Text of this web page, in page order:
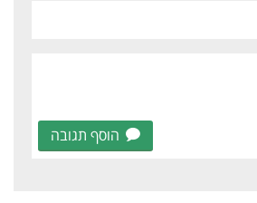
הוסף תגובה